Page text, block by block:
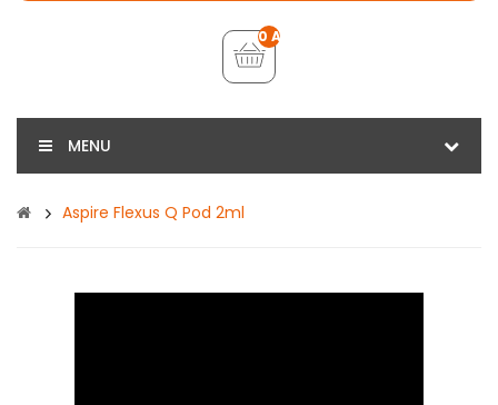
0 Artikel - €0,00
MENU
Aspire Flexus Q Pod 2ml